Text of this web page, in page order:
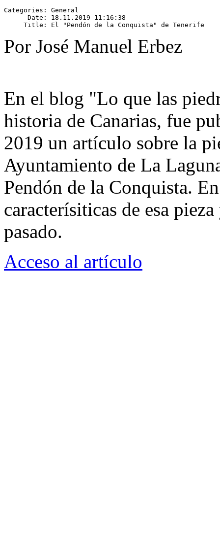
Categories: General
      Date: 18.11.2019 11:16:38
Por José Manuel Erbez
En el blog "Lo que las
historia de Canarias, fue
2019 un artí­culo sobre la
Ayuntamiento de La
Pendón de la Conquista.
caracterí­siticas de esa
pasado.
Acceso al artí­culo